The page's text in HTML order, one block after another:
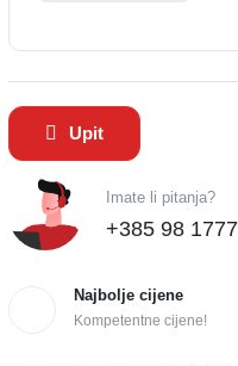
Upit
Imate li pitanja?
+385 98
Najbolje cijene
Kompetentne cijene!